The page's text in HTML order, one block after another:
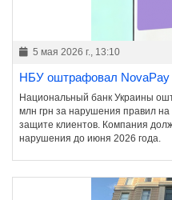
5 мая 2026 г., 13:10
НБУ оштрафовал NovaPay
Национальный банк Украины
млн грн за нарушения правил
защите клиентов. Компания
нарушения до июня 2026 года.